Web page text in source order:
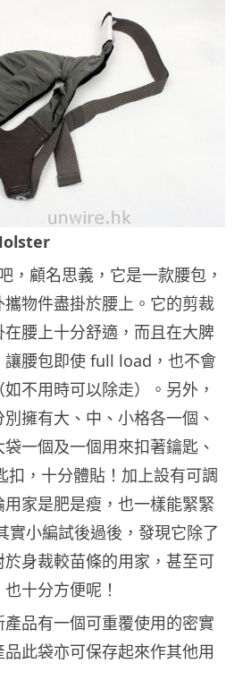
，顧名思義，它是一款腰包，
物件盡掛於腰上。它的剪裁
腰上十分舒適，而且在大脾
讓腰包即使 full load，也不會
不用時可以除走）。另外，
擁有大、中、小格各一個、
一個及一個用來扣著鑰匙、
扣，十分體貼！加上設有可調
家是肥是瘦，也一樣能緊緊
實小編試後過後，發現它除了
身裁較苗條的用家，甚至可
十分方便呢！
品有一個可重覆使用的密實
此袋亦可保存起來作其他用